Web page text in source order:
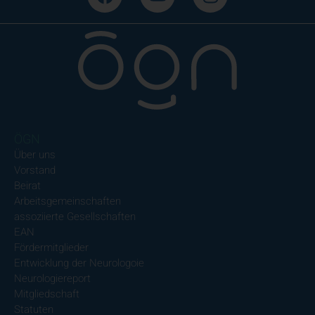
Über uns
Vorstand
Beirat
Arbeitsgemeinschaften
assoziierte Gesellschaften
EAN
Fördermitglieder
Entwicklung der Neurologoie
Neurologiereport
Mitgliedschaft
Statuten